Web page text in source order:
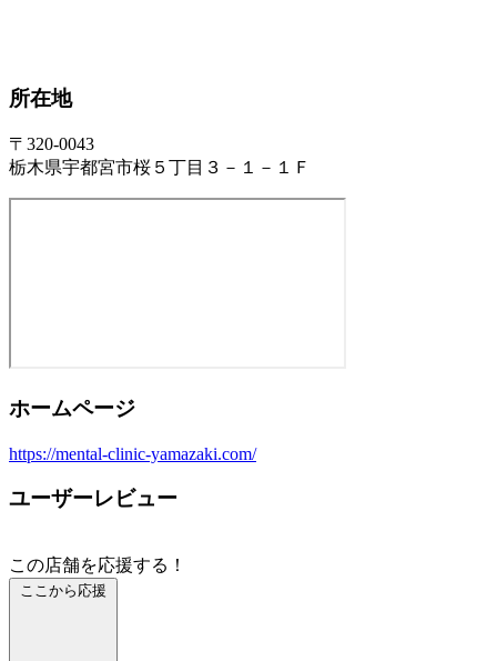
所在地
〒320-0043
栃木県宇都宮市桜５丁目３－１－１Ｆ
ホームページ
https://mental-clinic-yamazaki.com/
ユーザーレビュー
この店舗を応援する！
ここから応援